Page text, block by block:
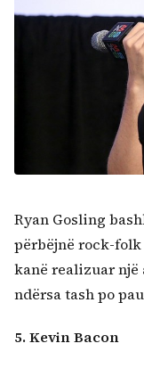
Ryan Gosling
përbëjnë rock-folk
kanë realizuar një
ndërsa tash po
5. Kevin Bacon